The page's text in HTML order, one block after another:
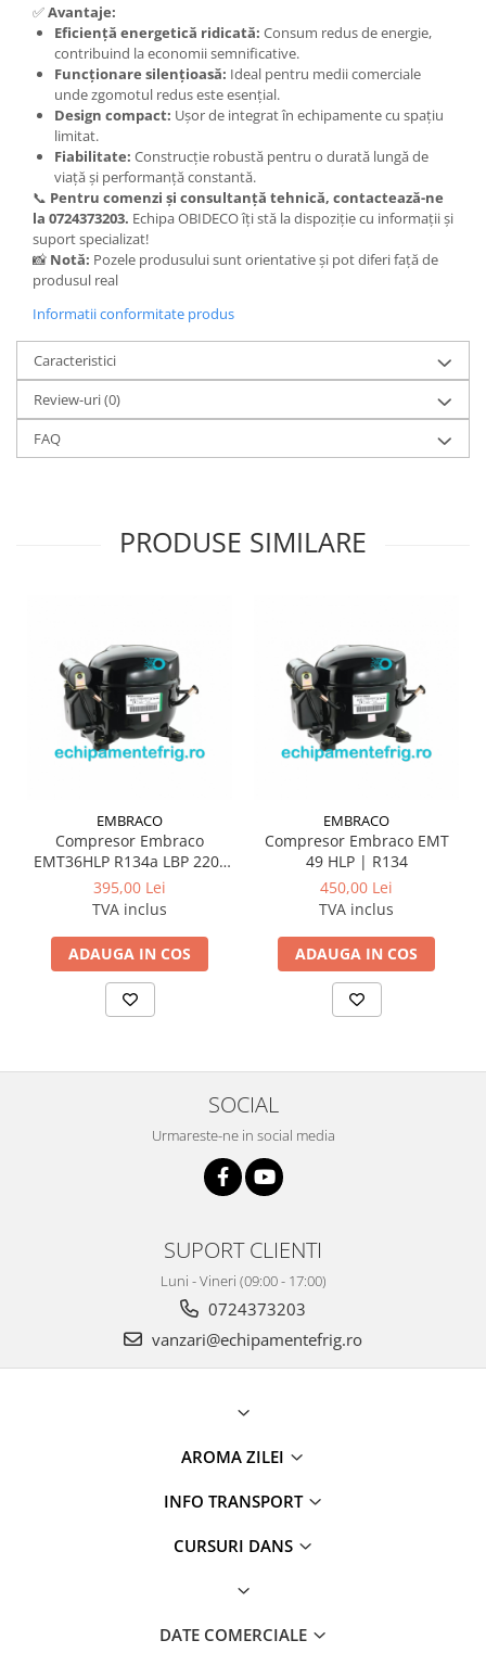
✅Avantaje:
Eficiență energetică ridicată: Consum redus de energie,
contribuind la economii semnificative.
Funcționare silențioasă: Ideal pentru medii comerciale
unde zgomotul redus este esențial.
Design compact: Ușor de integrat în echipamente cu spațiu
limitat.
Fiabilitate: Construcție robustă pentru o durată lungă de
viață și performanță constantă.
📞 Pentru comenzi și consultanță tehnică, contactează-ne
la 0724373203. Echipa OBIDECO îți stă la dispoziție cu informații și
suport specializat!
📸 Notă: Pozele produsului sunt orientative și pot diferi față de
produsul real
Informatii conformitate produs
Caracteristici
Review-uri(0)
FAQ
PRODUSE SIMILARE
EMBRACO
Compresor Embraco
EMT36HLP R134a LBP 220–
240V
395,00 Lei
TVA inclus
ADAUGA IN COS
EMBRACO
Compresor Embraco EMT
49 HLP | R134
450,00 Lei
TVA inclus
ADAUGA IN COS
SOCIAL
Urmareste-ne in social media
SUPORT CLIENTI
Luni - Vineri (09:00 - 17:00)
0724373203
vanzari@echipamentefrig.ro
AROMA ZILEI
INFO TRANSPORT
CURSURI DANS
DATE COMERCIALE